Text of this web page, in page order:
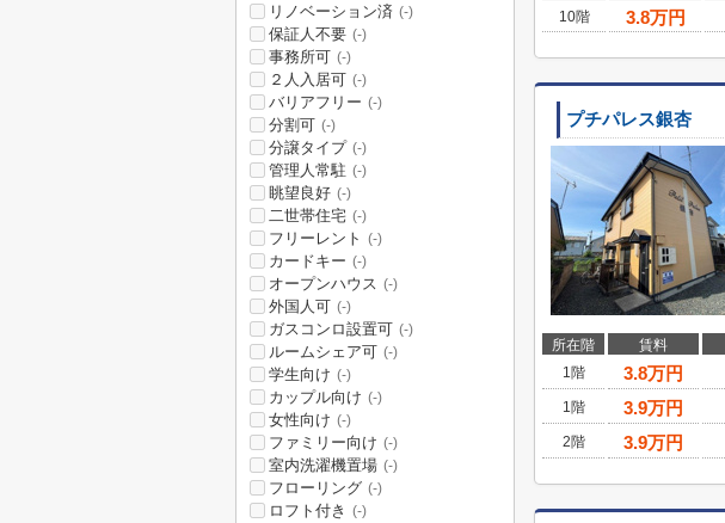
10階
3.8万円
プチパレス銀杏
所在階 賃料
1階
3.8万円
1階
3.9万円
2階
3.9万円
リノベーション済 (-)
保証人不要 (-)
事務所可 (-)
２人入居可 (-)
バリアフリー (-)
分割可 (-)
分譲タイプ (-)
管理人常駐 (-)
眺望良好 (-)
二世帯住宅 (-)
フリーレント (-)
カードキー (-)
オープンハウス (-)
外国人可 (-)
ガスコンロ設置可 (-)
ルームシェア可 (-)
学生向け (-)
カップル向け (-)
女性向け (-)
ファミリー向け (-)
室内洗濯機置場 (-)
フローリング (-)
ロフト付き (-)